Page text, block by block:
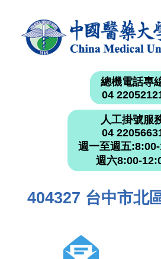
總機電話專
04
人工掛號服
04
週一至週五
週六8:00-
404327 台中市北